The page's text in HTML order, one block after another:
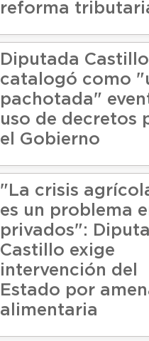
reforma
Diputada Castillo
catalogó como
pachotada"
uso de decretos
el Gobierno
"La crisis
es un problema
privados":
Castillo exige
intervención del
Estado por
alimentaria